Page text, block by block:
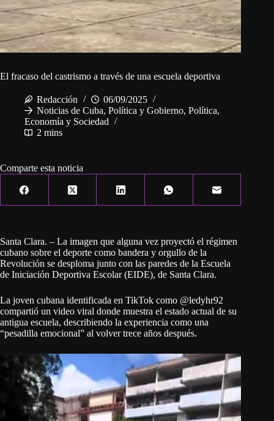
El fracaso del castrismo a través de una escuela deportiva
Redacción
06/09/2025
Noticias de Cuba, Política y Gobierno, Política,
Economía y Sociedad
2 mins
Comparte esta noticia
Santa Clara. – La imagen que alguna vez proyectó el régimen
cubano sobre el deporte como bandera y orgullo de la
Revolución se desploma junto con las paredes de la Escuela
de Iniciación Deportiva Escolar (EIDE), de Santa Clara.
La joven cubana identificada en TikTok como @ledyhr92
compartió un video viral donde muestra el estado actual de su
antigua escuela, describiendo la experiencia como una
“pesadilla emocional” al volver trece años después.